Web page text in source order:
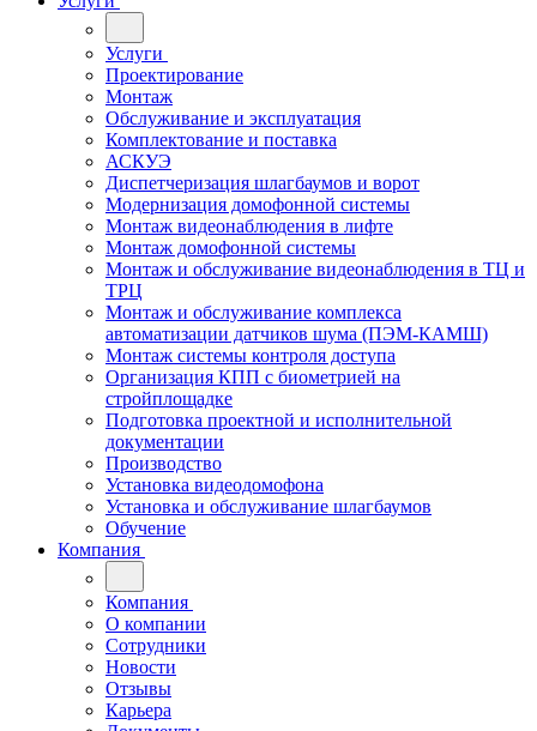
Услуги
Проектирование
Монтаж
Обслуживание и эксплуатация
Комплектование и поставка
АСКУЭ
Диспетчеризация шлагбаумов и ворот
Модернизация домофонной системы
Монтаж видеонаблюдения в лифте
Монтаж домофонной системы
Монтаж и обслуживание видеонаблюдения в ТЦ и
ТРЦ
Монтаж и обслуживание комплекса
автоматизации датчиков шума (ПЭМ-КАМШ)
Монтаж системы контроля доступа
Организация КПП с биометрией на
стройплощадке
Подготовка проектной и исполнительной
документации
Производство
Установка видеодомофона
Установка и обслуживание шлагбаумов
Обучение
Компания
Компания
О компании
Сотрудники
Новости
Отзывы
Карьера